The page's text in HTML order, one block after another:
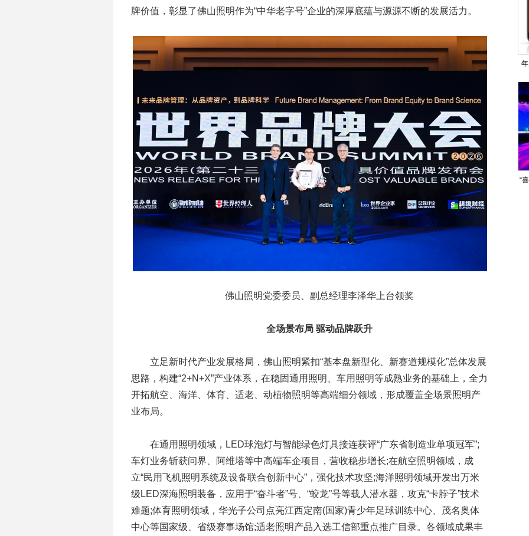
牌价值，彰显了佛山照明作为“中华老字号”企业的深厚底蕴与源源不断的发展活力。
佛山照明党委委员、副总经理李泽华上台领奖
全场景布局 驱动品牌跃升
立足新时代产业发展格局，佛山照明紧扣“基本盘新型化、新赛道规模化”总体发展
思路，构建“2+N+X”产业体系，在稳固通用照明、车用照明等成熟业务的基础上，全力
开拓航空、海洋、体育、适老、动植物照明等高端细分领域，形成覆盖全场景照明产
业布局。
在通用照明领域，LED球泡灯与智能绿色灯具接连获评“广东省制造业单项冠军”;
车灯业务斩获问界、阿维塔等中高端车企项目，营收稳步增长;在航空照明领域，成
立“民用飞机照明系统及设备联合创新中心”，强化技术攻坚;海洋照明领域开发出万米
级LED深海照明装备，应用于“奋斗者”号、“蛟龙”号等载人潜水器，攻克“卡脖子”技术
难题;体育照明领域，华光子公司点亮江西定南(国家)青少年足球训练中心、茂名奥体
中心等国家级、省级赛事场馆;适老照明产品入选工信部重点推广目录。各领域成果丰
“